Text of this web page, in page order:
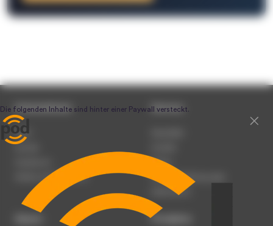
Unternehmen
Team
Werben auf podcast.de
Service
Presse
Nutzungsbedingungen
Datenschutz
Produkte